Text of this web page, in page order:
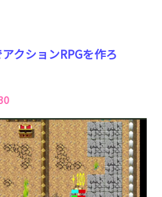
クションRPGを作ろ